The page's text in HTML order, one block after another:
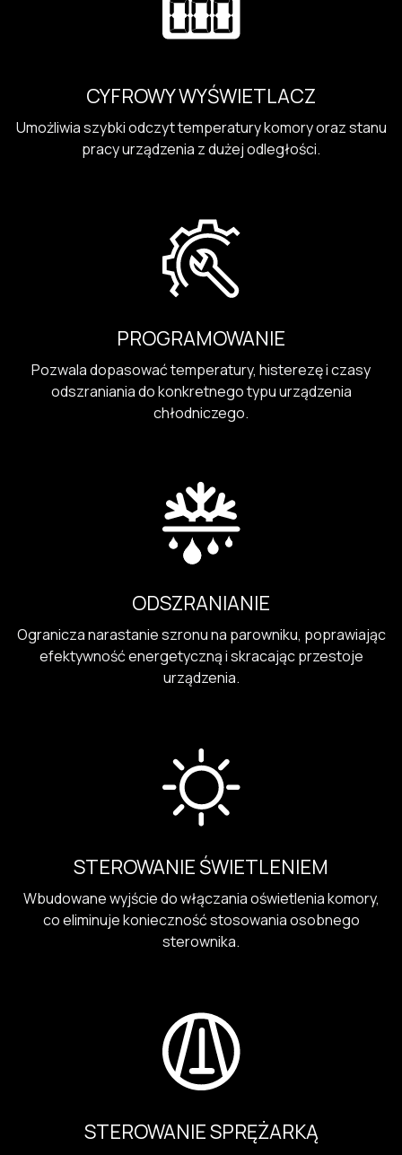
CYFROWY WYŚWIETLACZ
Umożliwia szybki odczyt temperatury komory oraz stanu
pracy urządzenia z dużej odległości.
PROGRAMOWANIE
Pozwala dopasować temperatury, histerezę i czasy
odszraniania do konkretnego typu urządzenia
chłodniczego.
ODSZRANIANIE
Ogranicza narastanie szronu na parowniku, poprawiając
efektywność energetyczną i skracając przestoje
urządzenia.
STEROWANIE ŚWIETLENIEM
Wbudowane wyjście do włączania oświetlenia komory,
co eliminuje konieczność stosowania osobnego
sterownika.
STEROWANIE SPRĘŻARKĄ